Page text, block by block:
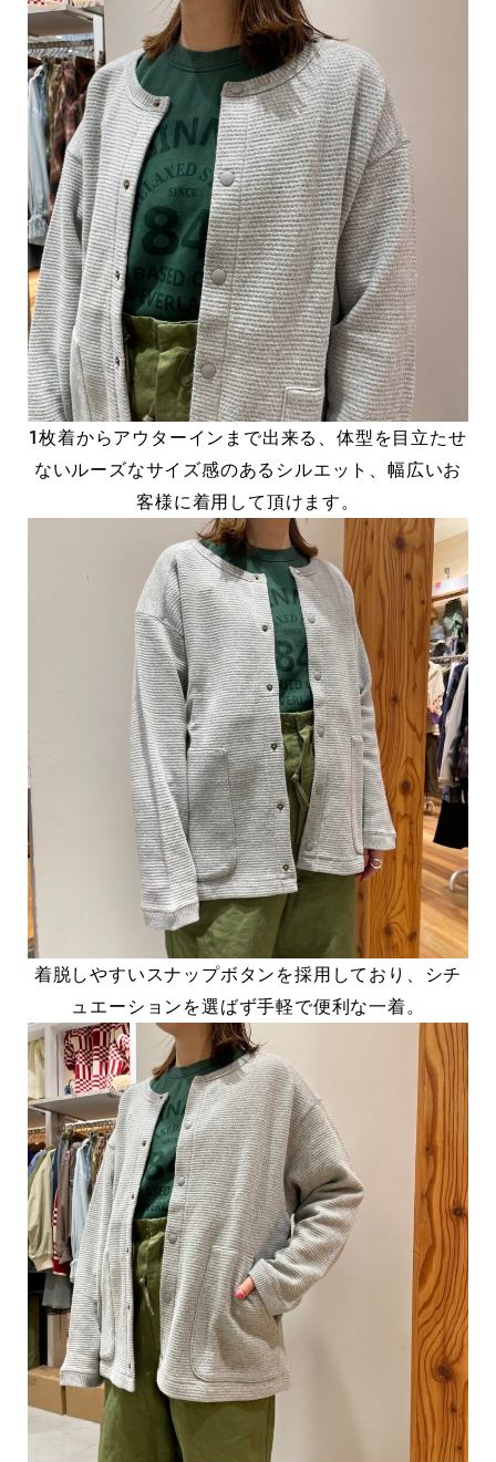
1枚着からアウターインまで出来る、体型を目立たせ
ないルーズなサイズ感のあるシルエット、幅広いお
客様に着用して頂けます。
着脱しやすいスナップボタンを採用しており、シチ
ュエーションを選ばず手軽で便利な一着。